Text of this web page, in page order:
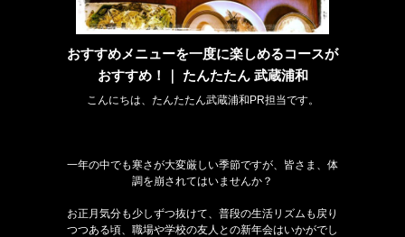
おすすめメニューを一度に楽しめるコースが
おすすめ！｜ たんたたん 武蔵浦和
こんにちは、たんたたん武蔵浦和PR担当です。
一年の中でも寒さが大変厳しい季節ですが、皆さま、体
調を崩されてはいませんか？
お正月気分も少しずつ抜けて、普段の生活リズムも戻り
つつある頃、職場や学校の友人との新年会はいかがでし